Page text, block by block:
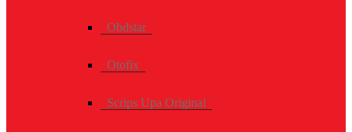
Obdstar
Otofix
Scrips Upa Original